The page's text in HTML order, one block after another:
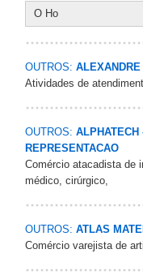
O Ho
OUTROS:
Atividades de
OUTROS: ALPHATECH
REPRESENTACAO
Comércio atacadista de
médico, cirúrgico,
OUTROS: ATLAS
Comércio varejista de